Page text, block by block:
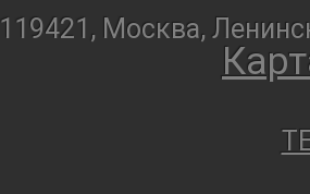
119421, Москва,